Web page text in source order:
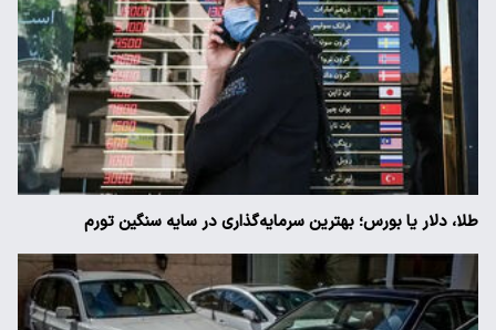
طلا، دلار یا بورس؛ بهترین سرمایه‌گذاری در سایه سنگین تورم